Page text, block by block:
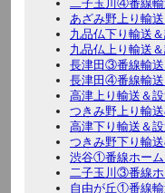
二子玉川④番線
あざみ野上り輸
九品仏下り輸送
九品仏上り輸送
長津田③番線輸
長津田④番線輸
高津上り輸送＆
つきみ野上り輸
高津下り輸送＆
つきみ野下り輸
渋谷①番線ホー
二子玉川③番線
自由が丘①番線